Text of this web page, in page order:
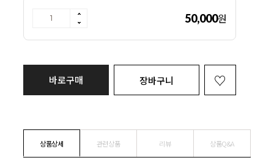
50,000원
바로구매 장바구니
상품상세 관련상품 리뷰 상품Q&A